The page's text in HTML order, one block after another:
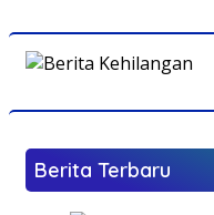
Berita Terbaru